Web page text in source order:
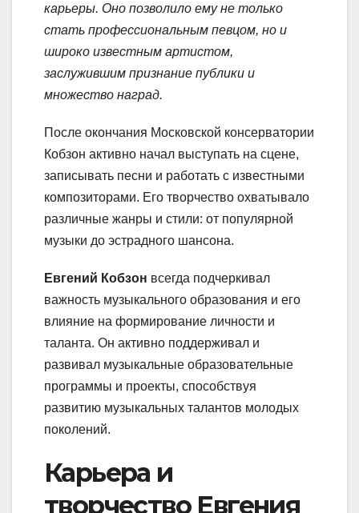
карьеры. Оно позволило ему не только
стать профессиональным певцом, но и
широко известным артистом,
заслужившим признание публики и
множество наград.
После окончания Московской консерватории
Кобзон активно начал выступать на сцене,
записывать песни и работать с известными
композиторами. Его творчество охватывало
различные жанры и стили: от популярной
музыки до эстрадного шансона.
Евгений Кобзон всегда подчеркивал
важность музыкального образования и его
влияние на формирование личности и
таланта. Он активно поддерживал и
развивал музыкальные образовательные
программы и проекты, способствуя
развитию музыкальных талантов молодых
поколений.
Карьера и
творчество Евгения